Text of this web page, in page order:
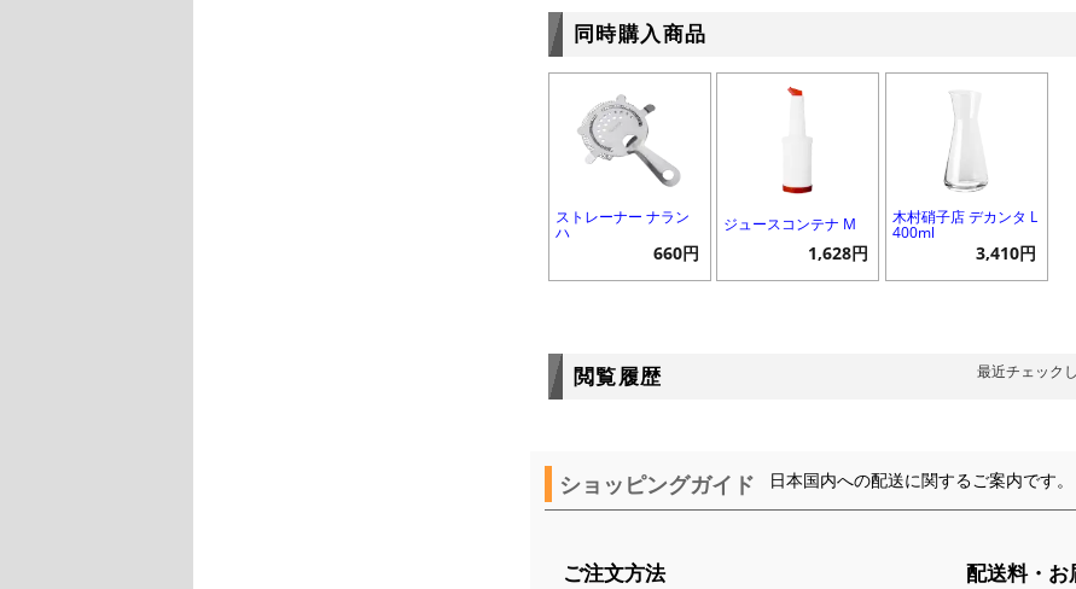
同時購入商品
ストレーナー ナラン
ハ
660円
ジュースコンテナ M
1,628円
木村硝子店 デカンタ L
400ml
3,410円
閲覧履歴 最近チェック
ショッピングガイド 日本国内への配送に関するご案内です。
ご注文方法 配送料・お